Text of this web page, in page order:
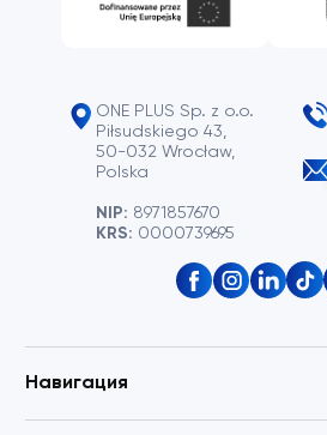
ONE PLUS Sp. z o.o.
Piłsudskiego 43,
50-032 Wrocław,
Polska
NIP: 8971857670
KRS: 0000739695
Навигация